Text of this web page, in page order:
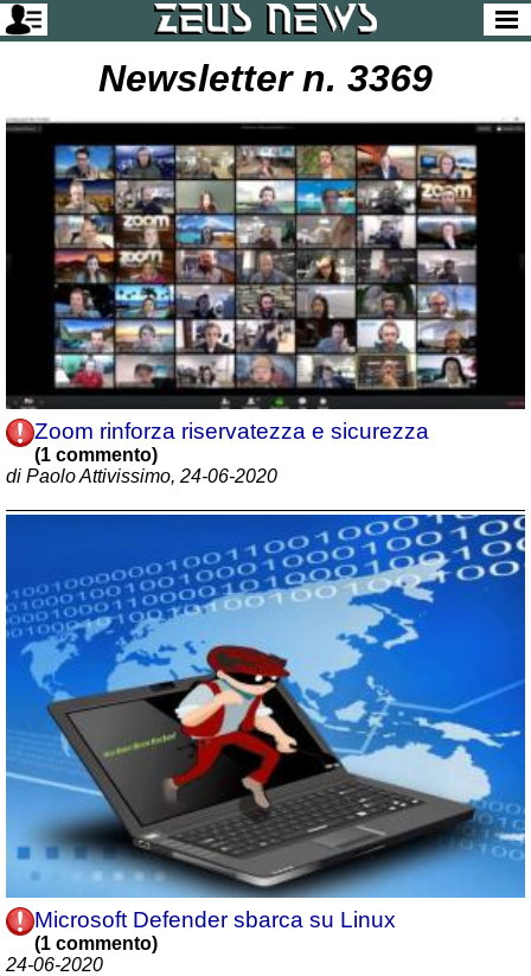
Newsletter n. 3369
Zoom rinforza riservatezza e sicurezza
(1 commento)
di Paolo Attivissimo, 24-06-2020
Microsoft Defender sbarca su Linux
(1 commento)
24-06-2020